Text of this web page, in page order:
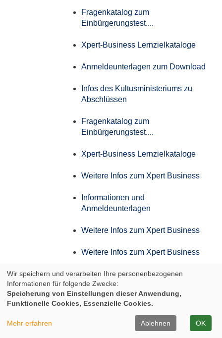
Fragenkatalog zum
Einbürgerungstest....
Xpert-Business Lernzielkataloge
Anmeldeunterlagen zum Download
Infos des Kultusministeriums zu
Abschlüssen
Fragenkatalog zum
Einbürgerungstest....
Xpert-Business Lernzielkataloge
Weitere Infos zum Xpert Business
Informationen und
Anmeldeunterlagen
Weitere Infos zum Xpert Business
Weitere Infos zum Xpert Business
Weitere Infos zum Xpert Business
Weitere Infos zum Xpert Business
Infos zum Aufstiegs-BAföG
Wir speichern und verarbeiten Ihre personenbezogenen
Informationen für folgende Zwecke:
Speicherung von Einstellungen dieser Anwendung,
Funktionelle Cookies, Essenzielle Cookies.
Mehr erfahren Ablehnen OK